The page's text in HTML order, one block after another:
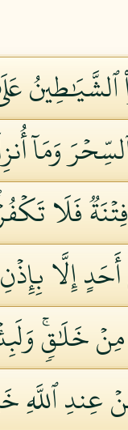
وَمَآ
فَلَا
إِلَّا
خَلَٰقٖۚ
عِندِ ٱللَّهِ